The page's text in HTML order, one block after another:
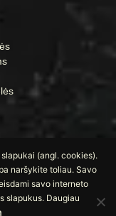
namai“
(angl. cookies).
naršykite toliau. Savo
savo interneto
slapukus. Daugiau